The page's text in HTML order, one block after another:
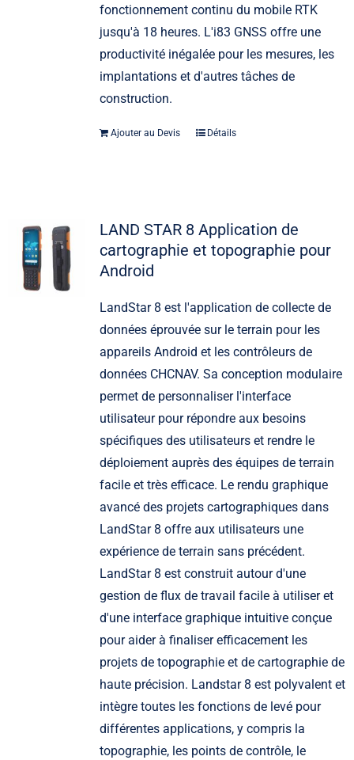
fonctionnement continu du mobile RTK
jusqu'à 18 heures. L'i83 GNSS offre une
productivité inégalée pour les mesures, les
implantations et d'autres tâches de
construction.
Ajouter au Devis Détails
LAND STAR 8 Application de
cartographie et topographie pour
Android
LandStar 8 est l'application de collecte de
données éprouvée sur le terrain pour les
appareils Android et les contrôleurs de
données CHCNAV. Sa conception modulaire
permet de personnaliser l'interface
utilisateur pour répondre aux besoins
spécifiques des utilisateurs et rendre le
déploiement auprès des équipes de terrain
facile et très efficace. Le rendu graphique
avancé des projets cartographiques dans
LandStar 8 offre aux utilisateurs une
expérience de terrain sans précédent.
LandStar 8 est construit autour d'une
gestion de flux de travail facile à utiliser et
d'une interface graphique intuitive conçue
pour aider à finaliser efficacement les
projets de topographie et de cartographie de
haute précision. Landstar 8 est polyvalent et
intègre toutes les fonctions de levé pour
différentes applications, y compris la
topographie, les points de contrôle, le